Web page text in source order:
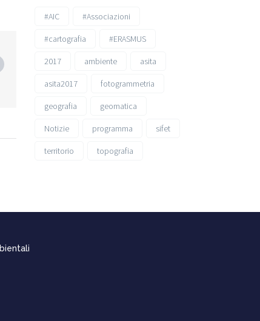
#AIC #Associazioni
#cartografia #ERASMUS
2017 ambiente asita
asita2017 fotogrammetria
geografia geomatica
Notizie programma sifet
territorio topografia